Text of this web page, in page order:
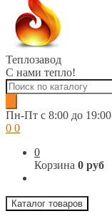
навигации
содержимому
Теплозавод
С нами тепло!
Поиск
товаров
Пн-Пт c 8:00 до 19:00
0 0
0
Корзина 0 руб
Каталог товаров